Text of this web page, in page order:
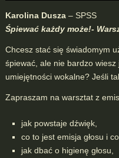
Karolina Dusza– SPSS
Śpiewać każdy może!-
Chcesz stać się świadomym
śpiewać, ale nie bardzo
umiejętności wokalne? Jeśli
Zapraszam na warsztat z
jak powstaje dźwięk,
co to jest emisja głosu i
jak dbać o higienę głosu,